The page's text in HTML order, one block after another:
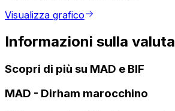
Visualizza grafico
Informazioni sulla valuta
Scopri di più su MAD e BIF
MAD - Dirham marocchino